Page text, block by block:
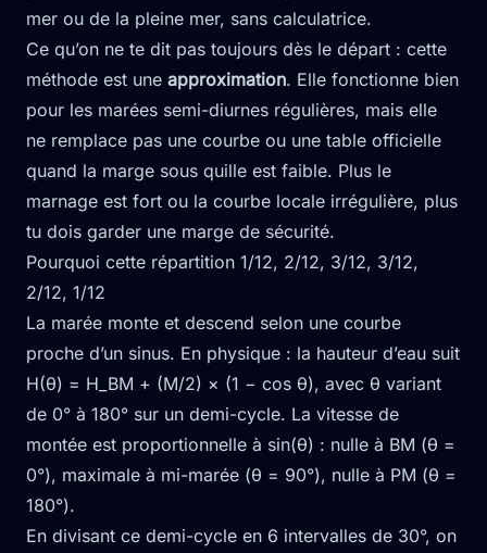
mer ou de la pleine mer, sans calculatrice.
Ce qu’on ne te dit pas toujours dès le départ : cette
méthode est une approximation. Elle fonctionne bien
pour les marées semi-diurnes régulières, mais elle
ne remplace pas une courbe ou une table officielle
quand la marge sous quille est faible. Plus le
marnage est fort ou la courbe locale irrégulière, plus
tu dois garder une marge de sécurité.
Pourquoi cette répartition 1/12, 2/12, 3/12, 3/12,
2/12, 1/12
La marée monte et descend selon une courbe
proche d’un sinus. En physique : la hauteur d’eau suit
H(θ) = H_BM + (M/2) × (1 − cos θ), avec θ variant
de 0° à 180° sur un demi-cycle. La vitesse de
montée est proportionnelle à sin(θ) : nulle à BM (θ =
0°), maximale à mi-marée (θ = 90°), nulle à PM (θ =
180°).
En divisant ce demi-cycle en 6 intervalles de 30°, on